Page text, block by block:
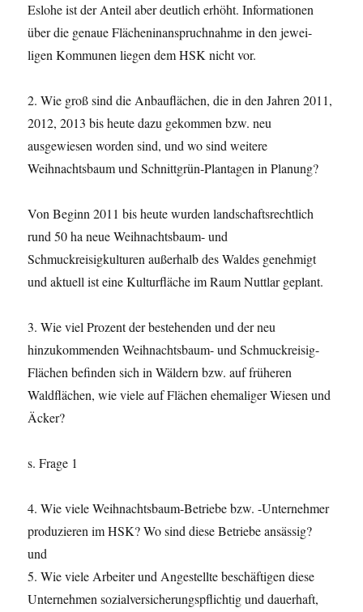
Eslohe ist der Anteil aber deutlich erhöht. Informationen
über die genaue Flächeninanspruchnahme in den jewei-
ligen Kommunen liegen dem HSK nicht vor.
2. Wie groß sind die Anbauflächen, die in den Jahren 2011,
2012, 2013 bis heute dazu gekommen bzw. neu
ausgewiesen worden sind, und wo sind weitere
Weihnachtsbaum und Schnittgrün-Plantagen in Planung?
Von Beginn 2011 bis heute wurden landschaftsrechtlich
rund 50 ha neue Weihnachtsbaum- und
Schmuckreisigkulturen außerhalb des Waldes genehmigt
und aktuell ist eine Kulturfläche im Raum Nuttlar geplant.
3. Wie viel Prozent der bestehenden und der neu
hinzukommenden Weihnachtsbaum- und Schmuckreisig-
Flächen befinden sich in Wäldern bzw. auf früheren
Waldflächen, wie viele auf Flächen ehemaliger Wiesen und
Äcker?
s. Frage 1
4. Wie viele Weihnachtsbaum-Betriebe bzw. -Unternehmer
produzieren im HSK? Wo sind diese Betriebe ansässig?
und
5. Wie viele Arbeiter und Angestellte beschäftigen diese
Unternehmen sozialversicherungspflichtig und dauerhaft,